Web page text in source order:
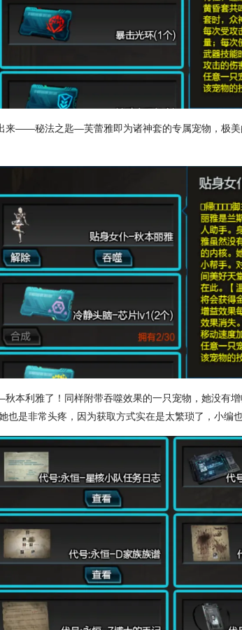
出来——秘法之匙—芙蕾雅即为诸神套的专属宠物，极
秋本利雅了！同样附带吞噬效果的一只宠物，她没有
是非常头疼，因为获取方式实在是太繁琐了，小编